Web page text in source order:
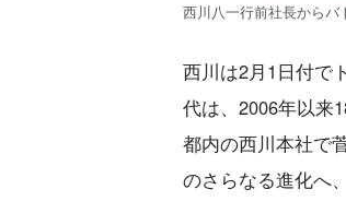
西川八一行前社長から
西川は2月1日付で
代は、2006年以来
都内の西川本社で
のさらなる進化へ